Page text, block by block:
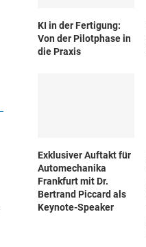
KI in der Fertigung:
Von der Pilotphase in
die Praxis
Exklusiver Auftakt für
Automechanika
Frankfurt mit Dr.
Bertrand Piccard als
Keynote-Speaker